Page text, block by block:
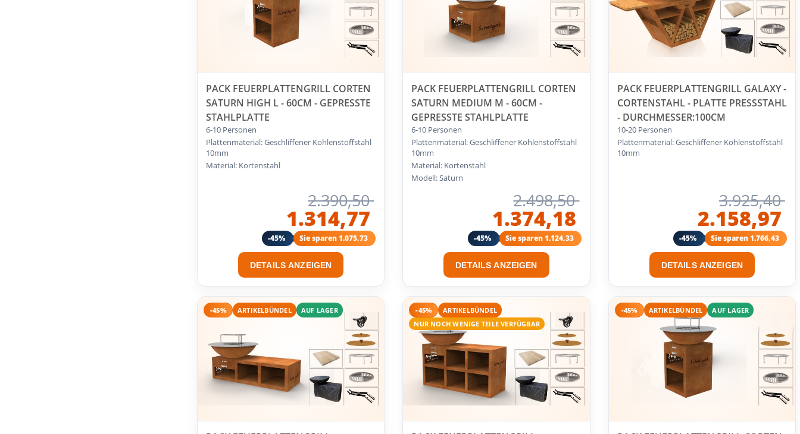
PACK FEUERPLATTENGRILL CORTEN
SATURN HIGH L - 60CM - GEPRESSTE
STAHLPLATTE
6-10 Personen
Plattenmaterial: Geschliffener Kohlenstoffstahl
10mm
Material: Kortenstahl
2.390,50
1.314,77
-45% Sie sparen 1.075,73
DETAILS ANZEIGEN
PACK FEUERPLATTENGRILL CORTEN
SATURN MEDIUM M - 60CM -
GEPRESSTE STAHLPLATTE
6-10 Personen
Plattenmaterial: Geschliffener Kohlenstoffstahl
10mm
Material: Kortenstahl
Modell: Saturn
2.498,50
1.374,18
-45% Sie sparen 1.124,33
DETAILS ANZEIGEN
PACK FEUERPLATTENGRILL GALAXY -
CORTENSTAHL - PLATTE PRESSSTAHL
- DURCHMESSER:100CM
10-20 Personen
Plattenmaterial: Geschliffener Kohlenstoffstahl
10mm
3.925,40
2.158,97
-45% Sie sparen 1.766,43
DETAILS ANZEIGEN
-45% ARTIKELBÜNDEL AUF LAGER -45%
ARTIKELBÜNDEL
NUR NOCH WENIGE TEILE VERFÜGBAR
-45% ARTIKELBÜNDEL AUF LAGER